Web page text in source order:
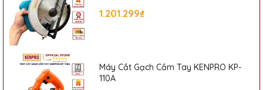
1.201.299₫
Máy Cắt Gạch Cầm Tay KENPRO KP-
110A